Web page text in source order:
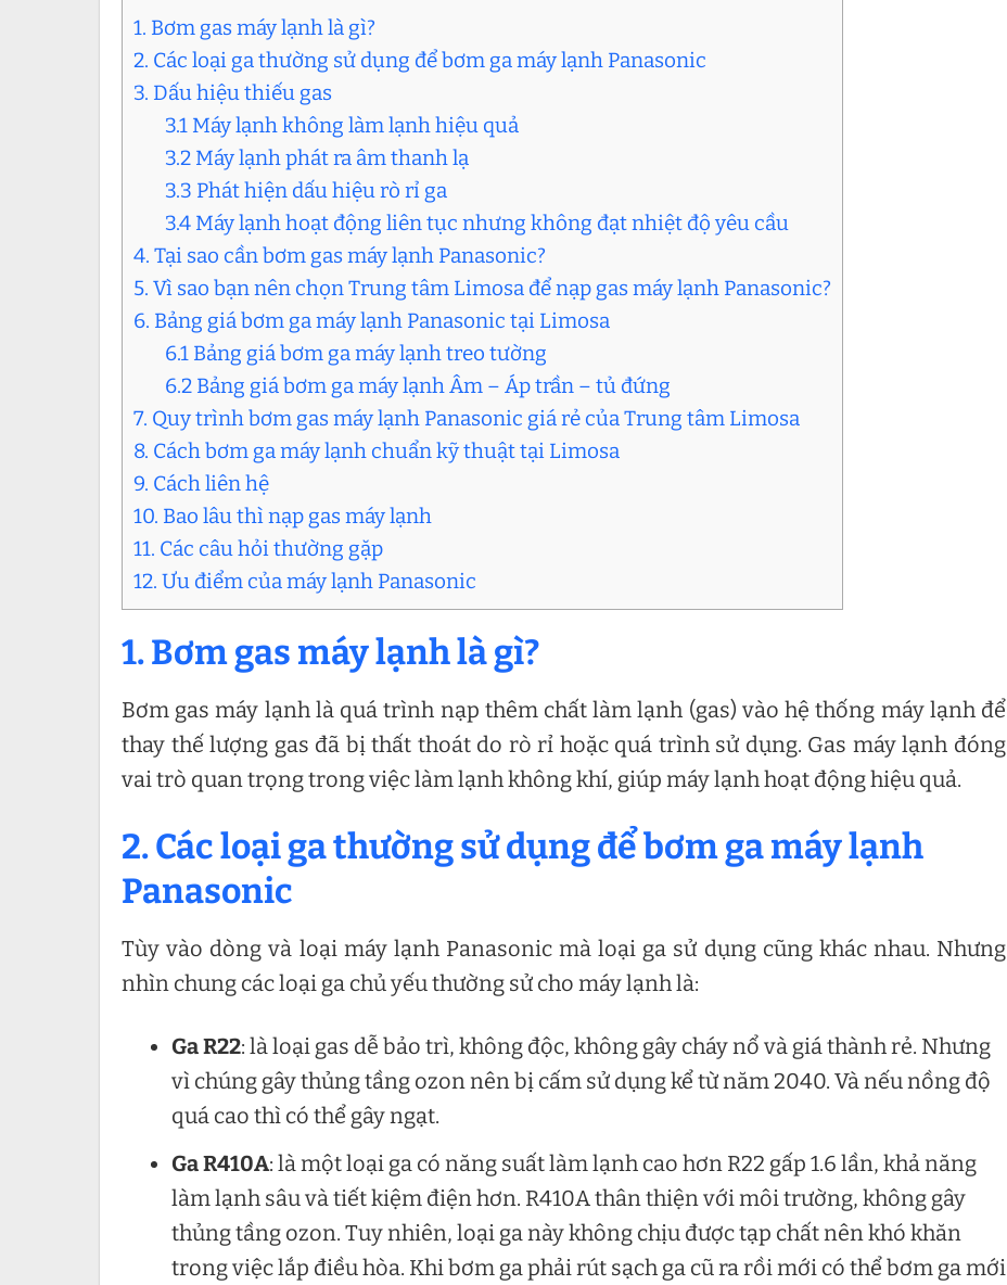
1. Bơm gas máy lạnh là gì?
2. Các loại ga thường sử dụng để bơm ga máy lạnh Panasonic
3. Dấu hiệu thiếu gas
3.1 Máy lạnh không làm lạnh hiệu quả
3.2 Máy lạnh phát ra âm thanh lạ
3.3 Phát hiện dấu hiệu rò rỉ ga
3.4 Máy lạnh hoạt động liên tục nhưng không đạt nhiệt độ yêu cầu
4. Tại sao cần bơm gas máy lạnh Panasonic?
5. Vì sao bạn nên chọn Trung tâm Limosa để nạp gas máy lạnh Panasonic?
6. Bảng giá bơm ga máy lạnh Panasonic tại Limosa
6.1 Bảng giá bơm ga máy lạnh treo tường
6.2 Bảng giá bơm ga máy lạnh Âm – Áp trần – tủ đứng
7. Quy trình bơm gas máy lạnh Panasonic giá rẻ của Trung tâm Limosa
8. Cách bơm ga máy lạnh chuẩn kỹ thuật tại Limosa
9. Cách liên hệ
10. Bao lâu thì nạp gas máy lạnh
11. Các câu hỏi thường gặp
12. Ưu điểm của máy lạnh Panasonic
1. Bơm gas máy lạnh là gì?
Bơm gas máy lạnh là quá trình nạp thêm chất làm lạnh (gas) vào hệ thống máy lạnh để
thay thế lượng gas đã bị thất thoát do rò rỉ hoặc quá trình sử dụng. Gas máy lạnh đóng
vai trò quan trọng trong việc làm lạnh không khí, giúp máy lạnh hoạt động hiệu quả.
2. Các loại ga thường sử dụng để bơm ga máy lạnh
Panasonic
Tùy vào dòng và loại máy lạnh Panasonic mà loại ga sử dụng cũng khác nhau. Nhưng
nhìn chung các loại ga chủ yếu thường sử cho máy lạnh là:
Ga R22: là loại gas dễ bảo trì, không độc, không gây cháy nổ và giá thành rẻ. Nhưng
vì chúng gây thủng tầng ozon nên bị cấm sử dụng kể từ năm 2040. Và nếu nồng độ
quá cao thì có thể gây ngạt.
Ga R410A: là một loại ga có năng suất làm lạnh cao hơn R22 gấp 1.6 lần, khả năng
làm lạnh sâu và tiết kiệm điện hơn. R410A thân thiện với môi trường, không gây
thủng tầng ozon. Tuy nhiên, loại ga này không chịu được tạp chất nên khó khăn
trong việc lắp điều hòa. Khi bơm ga phải rút sạch ga cũ ra rồi mới có thể bơm ga mới